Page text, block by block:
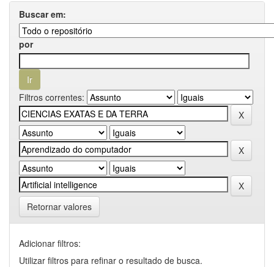
Buscar em:
por
Filtros correntes:
Retornar valores
Adicionar filtros:
Utilizar filtros para refinar o resultado de busca.